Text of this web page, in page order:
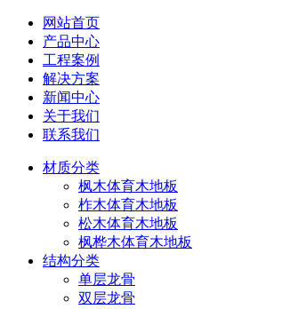
网站首页
产品中心
工程案例
解决方案
新闻中心
关于我们
联系我们
材质分类
枫木体育木地板
柞木体育木地板
松木体育木地板
枫桦木体育木地板
结构分类
单层龙骨
双层龙骨